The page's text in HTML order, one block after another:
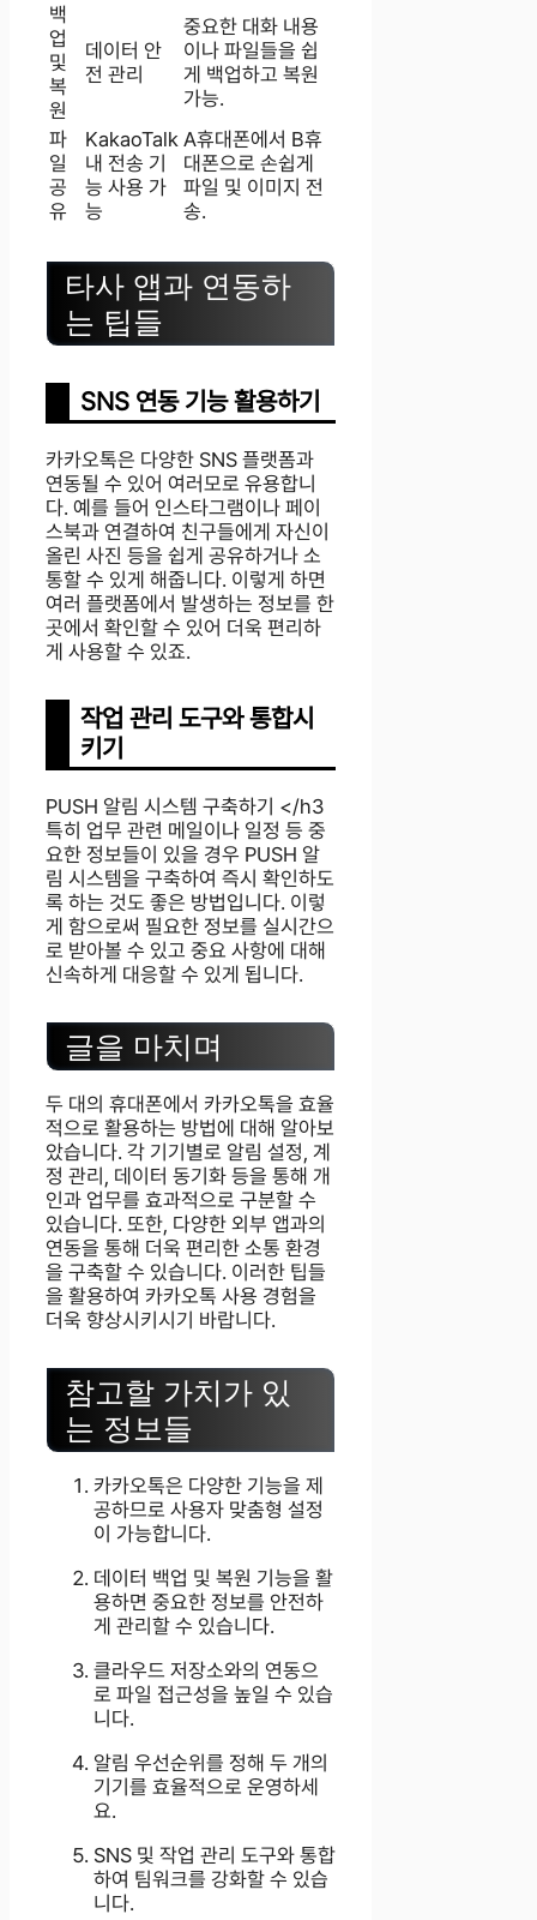
백
업
및
복
원
데이터 안
전 관리
중요한 대화 내용
이나 파일들을 쉽
게 백업하고 복원
가능.
파
일
공
유
KakaoTalk
내 전송 기
능 사용 가
능
A휴대폰에서 B휴
대폰으로 손쉽게
파일 및 이미지 전
송.
타사 앱과 연동하
는 팁들
SNS 연동 기능 활용하기
카카오톡은 다양한 SNS 플랫폼과
연동될 수 있어 여러모로 유용합니
다. 예를 들어 인스타그램이나 페이
스북과 연결하여 친구들에게 자신이
올린 사진 등을 쉽게 공유하거나 소
통할 수 있게 해줍니다. 이렇게 하면
여러 플랫폼에서 발생하는 정보를 한
곳에서 확인할 수 있어 더욱 편리하
게 사용할 수 있죠.
작업 관리 도구와 통합시
키기
PUSH 알림 시스템 구축하기 </h3
특히 업무 관련 메일이나 일정 등 중
요한 정보들이 있을 경우 PUSH 알
림 시스템을 구축하여 즉시 확인하도
록 하는 것도 좋은 방법입니다. 이렇
게 함으로써 필요한 정보를 실시간으
로 받아볼 수 있고 중요 사항에 대해
신속하게 대응할 수 있게 됩니다.
글을 마치며
두 대의 휴대폰에서 카카오톡을 효율
적으로 활용하는 방법에 대해 알아보
았습니다. 각 기기별로 알림 설정, 계
정 관리, 데이터 동기화 등을 통해 개
인과 업무를 효과적으로 구분할 수
있습니다. 또한, 다양한 외부 앱과의
연동을 통해 더욱 편리한 소통 환경
을 구축할 수 있습니다. 이러한 팁들
을 활용하여 카카오톡 사용 경험을
더욱 향상시키시기 바랍니다.
참고할 가치가 있
는 정보들
카카오톡은 다양한 기능을 제
공하므로 사용자 맞춤형 설정
이 가능합니다.
데이터 백업 및 복원 기능을 활
용하면 중요한 정보를 안전하
게 관리할 수 있습니다.
클라우드 저장소와의 연동으
로 파일 접근성을 높일 수 있습
니다.
알림 우선순위를 정해 두 개의
기기를 효율적으로 운영하세
요.
SNS 및 작업 관리 도구와 통합
하여 팀워크를 강화할 수 있습
니다.